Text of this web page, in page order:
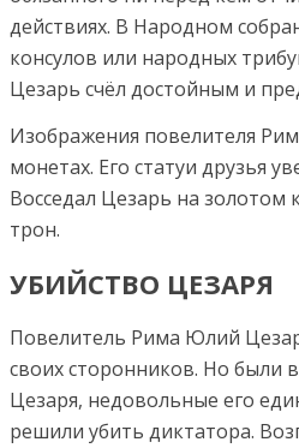
действиях. В Народном
консулов или народных
Цезарь счёл достойным и
Изображения повелителя
монетах. Его статуи друзья
Восседал Цезарь на
трон.
УБИЙСТВО ЦЕЗАРЯ
Повелитель Рима Юлий
своих сторонников. Но были
Цезаря, недовольные его
решили убить диктатора.